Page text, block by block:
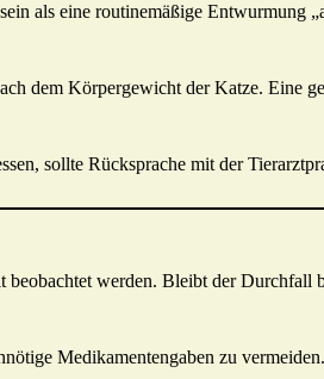
als eine routinemäßige Entwurmung
dem Körpergewicht der Katze. Eine
sollte Rücksprache mit der
werden. Bleibt der Durchfall
Medikamentengaben zu vermeiden.